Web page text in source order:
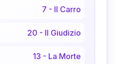
7 - Il Carro
20 - Il Giudizio
13 - La Morte